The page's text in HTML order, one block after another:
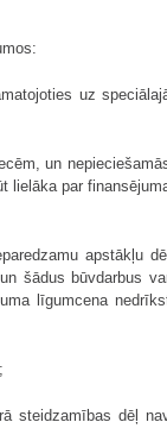
uz
un
lielāka par
apstākļu dēļ
šādus būvdarbus
līgumcena
steidzamības dēļ